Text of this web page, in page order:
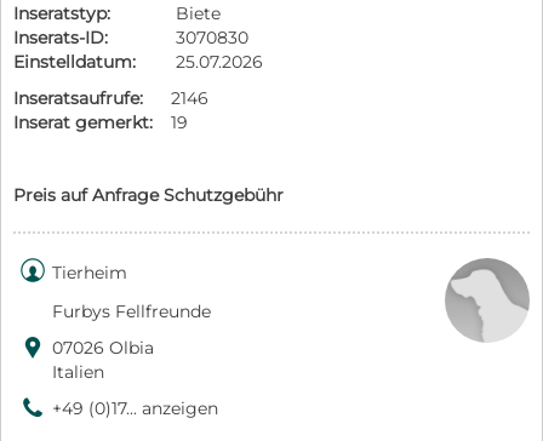
Inseratstyp:
Biete
Inserats-ID:
3070830
Einstelldatum:
25.07.2026
Inseratsaufrufe:
2146
Inserat gemerkt:
19
Preis auf Anfrage Schutzgebühr
 Tierheim
Furbys Fellfreunde
 07026 Olbia
Italien
9 +49 (0)17... anzeigen